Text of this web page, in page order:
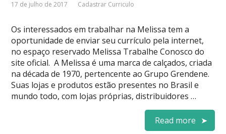
17 de julho de 2017 Cadastrar Curriculo
Os interessados em trabalhar na Melissa tem a
oportunidade de enviar seu currículo pela internet,
no espaço reservado Melissa Trabalhe Conosco do
site oficial. A Melissa é uma marca de calçados, criada
na década de 1970, pertencente ao Grupo Grendene.
Suas lojas e produtos estão presentes no Brasil e
mundo todo, com lojas próprias, distribuidores …
Read more